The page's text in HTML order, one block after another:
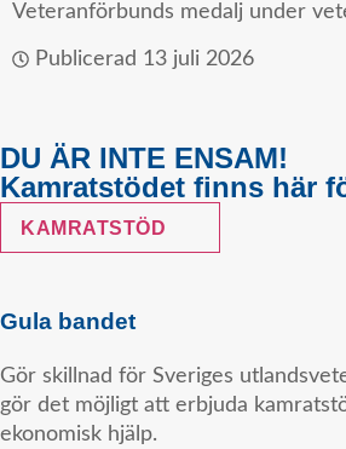
Veteranförbunds medalj under
Publicerad 13 juli 2026
DU ÄR INTE ENSAM!
Kamratstödet finns här
KAMRATSTÖD
Gula bandet
Gör skillnad för Sveriges
gör det möjligt att erbjuda
ekonomisk hjälp.